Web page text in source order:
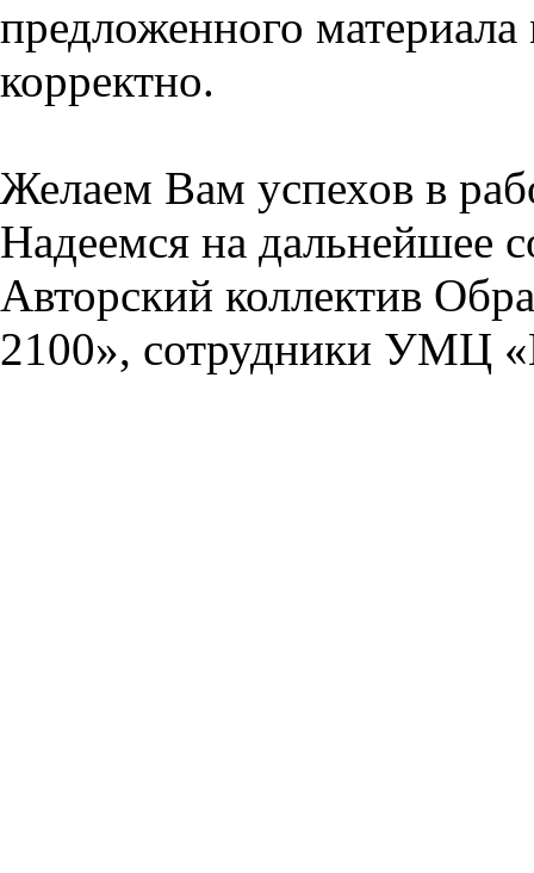
предложенного
корректно.
Желаем Вам успехов в
Надеемся на дальнейшее
Авторский коллектив
2100», сотрудники УМЦ